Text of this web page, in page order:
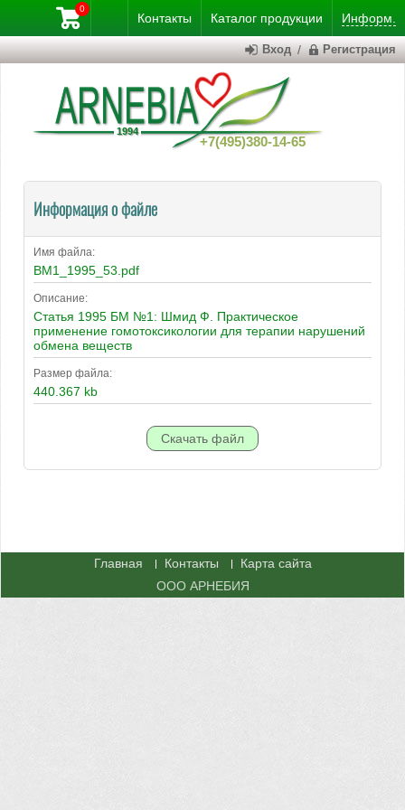
Контакты Каталог продукции Информ.
+7(495)380-14-65
0
Вход / Регистрация
Информация о файле
Имя файла:
BM1_1995_53.pdf
Описание:
Статья 1995 БМ №1: Шмид Ф. Практическое
применение гомотоксикологии для терапии нарушений
обмена веществ
Размер файла:
440.367 kb
Главная Контакты
Карта сайта
ООО АРНЕБИЯ